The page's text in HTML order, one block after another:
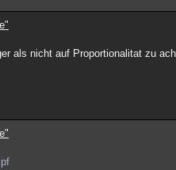
als nicht auf Proportionalitat zu